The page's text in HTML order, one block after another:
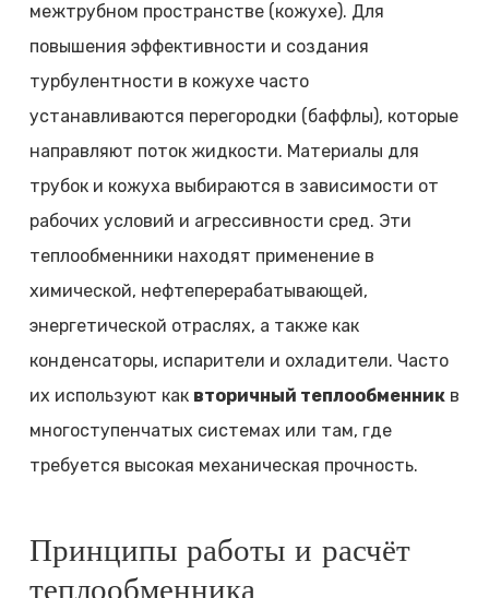
межтрубном пространстве (кожухе). Для
повышения эффективности и создания
турбулентности в кожухе часто
устанавливаются перегородки (баффлы), которые
направляют поток жидкости. Материалы для
трубок и кожуха выбираются в зависимости от
рабочих условий и агрессивности сред. Эти
теплообменники находят применение в
химической, нефтеперерабатывающей,
энергетической отраслях, а также как
конденсаторы, испарители и охладители. Часто
их используют как вторичный теплообменникв
многоступенчатых системах или там, где
требуется высокая механическая прочность.
Принципы работы и расчёт
теплообменника